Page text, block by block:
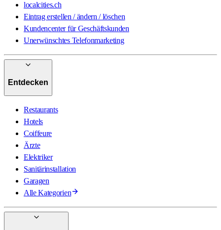
localcities.ch
Eintrag erstellen / ändern / löschen
Kundencenter für Geschäftskunden
Unerwünschtes Telefonmarketing
Entdecken
Restaurants
Hotels
Coiffeure
Ärzte
Elektriker
Sanitärinstallation
Garagen
Alle Kategorien